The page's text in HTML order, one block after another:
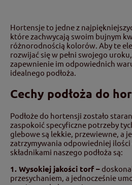
Hortensje to jedne z
które zachwycają swoim bujnym
różnorodnością kolorów. Aby te
rozwijać się w pełni swojego
zapewnienie im odpowiednich
idealnego podłoża.
Cechy podłoża do
Podłoże do hortensji zostało
zaspokoić specyficzne potrzeby
glebowe są lekkie, przewiewne, a
zatrzymywania odpowiedniej
składnikami naszego podłoża są:
1. Wysokiej jakości torf –
przesychaniem, a jednocześnie